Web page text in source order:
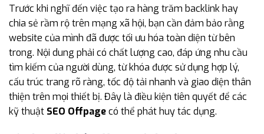
Trước khi nghĩ đến việc tạo ra hàng trăm backlink hay
chia sẻ rầm rộ trên mạng xã hội, bạn cần đảm bảo rằng
website của mình đã được tối ưu hóa toàn diện từ bên
trong. Nội dung phải có chất lượng cao, đáp ứng nhu cầu
tìm kiếm của người dùng, từ khóa được sử dụng hợp lý,
cấu trúc trang rõ ràng, tốc độ tải nhanh và giao diện thân
thiện trên mọi thiết bị. Đây là điều kiện tiên quyết để các
kỹ thuật SEO Offpagecó thể phát huy tác dụng.